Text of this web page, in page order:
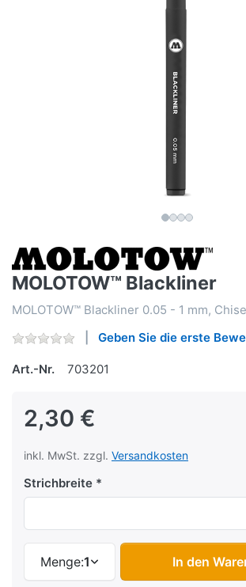
MOLOTOW™ Blackliner
MOLOTOW™ Blackliner 0.05 - 1 mm,
Geben Sie die erste
Art.-Nr. 703201
2,30 €
inkl. MwSt. zzgl. Versandkosten
Strichbreite
Menge:1 In den